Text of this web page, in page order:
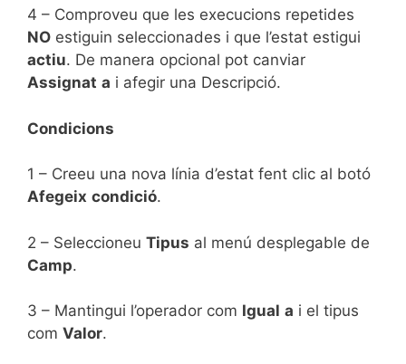
4 – Comproveu que les execucions repetides
NO estiguin seleccionades i que l’estat estigui
actiu. De manera opcional pot canviar
Assignat a i afegir una Descripció.
Condicions
1 – Creeu una nova línia d’estat fent clic al botó
Afegeix condició.
2 – Seleccioneu Tipus al menú desplegable de
Camp.
3 – Mantingui l’operador com Igual a i el tipus
com Valor.